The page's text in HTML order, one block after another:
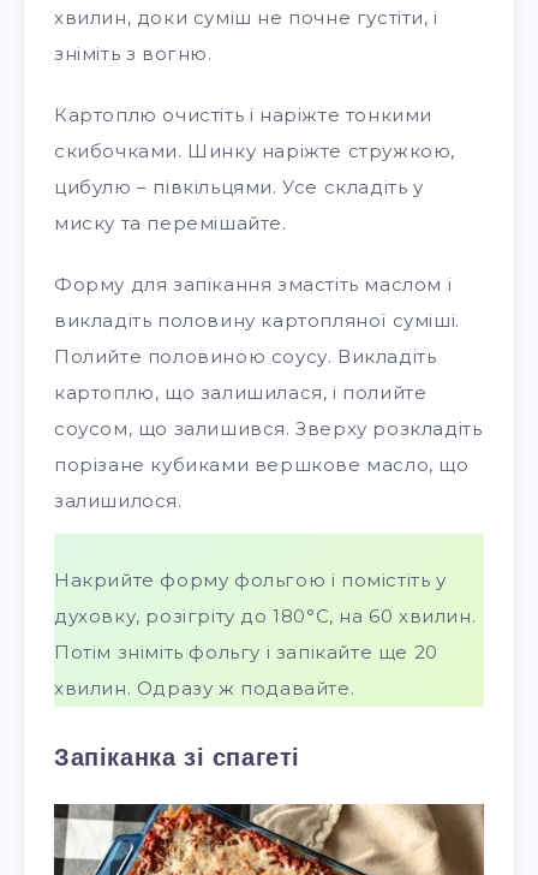
хвилин, доки суміш не почне густіти, і
зніміть з вогню.
Картоплю очистіть і наріжте тонкими
скибочками. Шинку наріжте стружкою,
цибулю – півкільцями. Усе складіть у
миску та перемішайте.
Форму для запікання змастіть маслом і
викладіть половину картопляної суміші.
Полийте половиною соусу. Викладіть
картоплю, що залишилася, і полийте
соусом, що залишився. Зверху розкладіть
порізане кубиками вершкове масло, що
залишилося.
Накрийте форму фольгою і помістіть у
духовку, розігріту до 180°C, на 60 хвилин.
Потім зніміть фольгу і запікайте ще 20
хвилин. Одразу ж подавайте.
Запіканка зі спагеті